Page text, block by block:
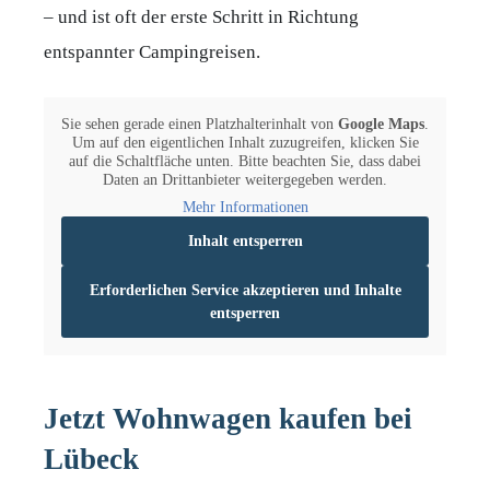
– und ist oft der erste Schritt in Richtung
entspannter Campingreisen.
Sie sehen gerade einen Platzhalterinhalt von Google Maps.
Um auf den eigentlichen Inhalt zuzugreifen, klicken Sie
auf die Schaltfläche unten. Bitte beachten Sie, dass dabei
Daten an Drittanbieter weitergegeben werden.
Mehr Informationen
Inhalt entsperren
Erforderlichen Service akzeptieren und Inhalte
entsperren
Jetzt Wohnwagen kaufen bei
Lübeck